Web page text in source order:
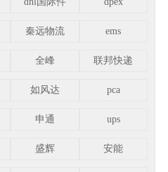
秦远物流 ems
全峰 联邦快递
如风达 pca
申通 ups
盛辉 安能